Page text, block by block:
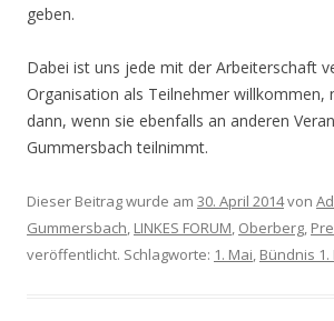
geben.
Dabei ist uns jede mit der Arbeiterschaft
Organisation als Teilnehmer willkommen,
dann, wenn sie ebenfalls an anderen
Gummersbach teilnimmt.
Dieser Beitrag wurde am 30. April 2014von
Gummersbach, LINKES FORUM, Oberberg,
veröffentlicht. Schlagworte: 1. Mai, Bündnis 1.